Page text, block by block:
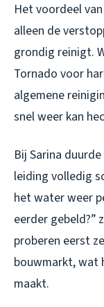
Het voordeel
alleen de
grondig reinigt.
Tornado voor
algemene
snel weer kan
Bij Sarina
leiding volledig
het water weer
eerder gebeld?”
proberen eerst
bouwmarkt, wat
maakt.